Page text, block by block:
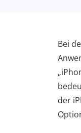
Bei
der